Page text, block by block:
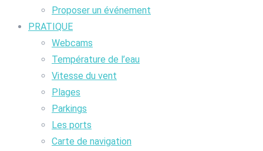
Proposer un événement
PRATIQUE
Webcams
Température de l’eau
Vitesse du vent
Plages
Parkings
Les ports
Carte de navigation